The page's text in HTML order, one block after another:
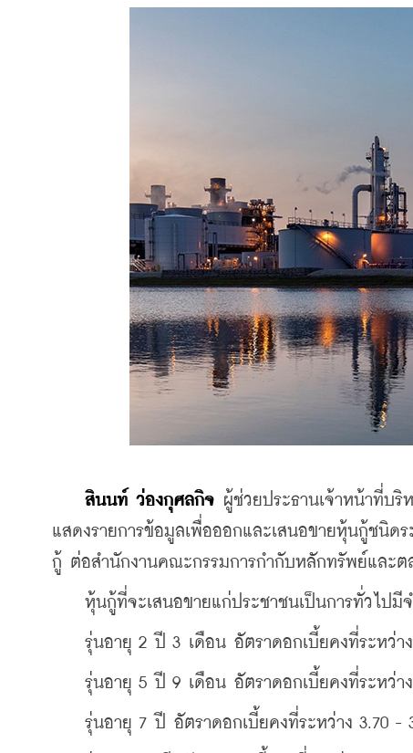
สินนท์ ว่องกุศลกิจ ผู้ช่วยประธานเจ้าหน้าที่บ
แสดงรายการข้อมูลเพื่อออกและเสนอขายหุ้นกู้ชนิ
กู้ ต่อสำนักงานคณะกรรมการกำกับหลักทรัพย์และ
หุ้นกู้ที่จะเสนอขายแก่ประชาชนเป็นการทั่วไปมี
รุ่นอายุ 2 ปี 3 เดือน อัตราดอกเบี้ยคงที่ระหว่าง
รุ่นอายุ 5 ปี 9 เดือน อัตราดอกเบี้ยคงที่ระหว่าง
รุ่นอายุ 7 ปี อัตราดอกเบี้ยคงที่ระหว่าง 3.70 -